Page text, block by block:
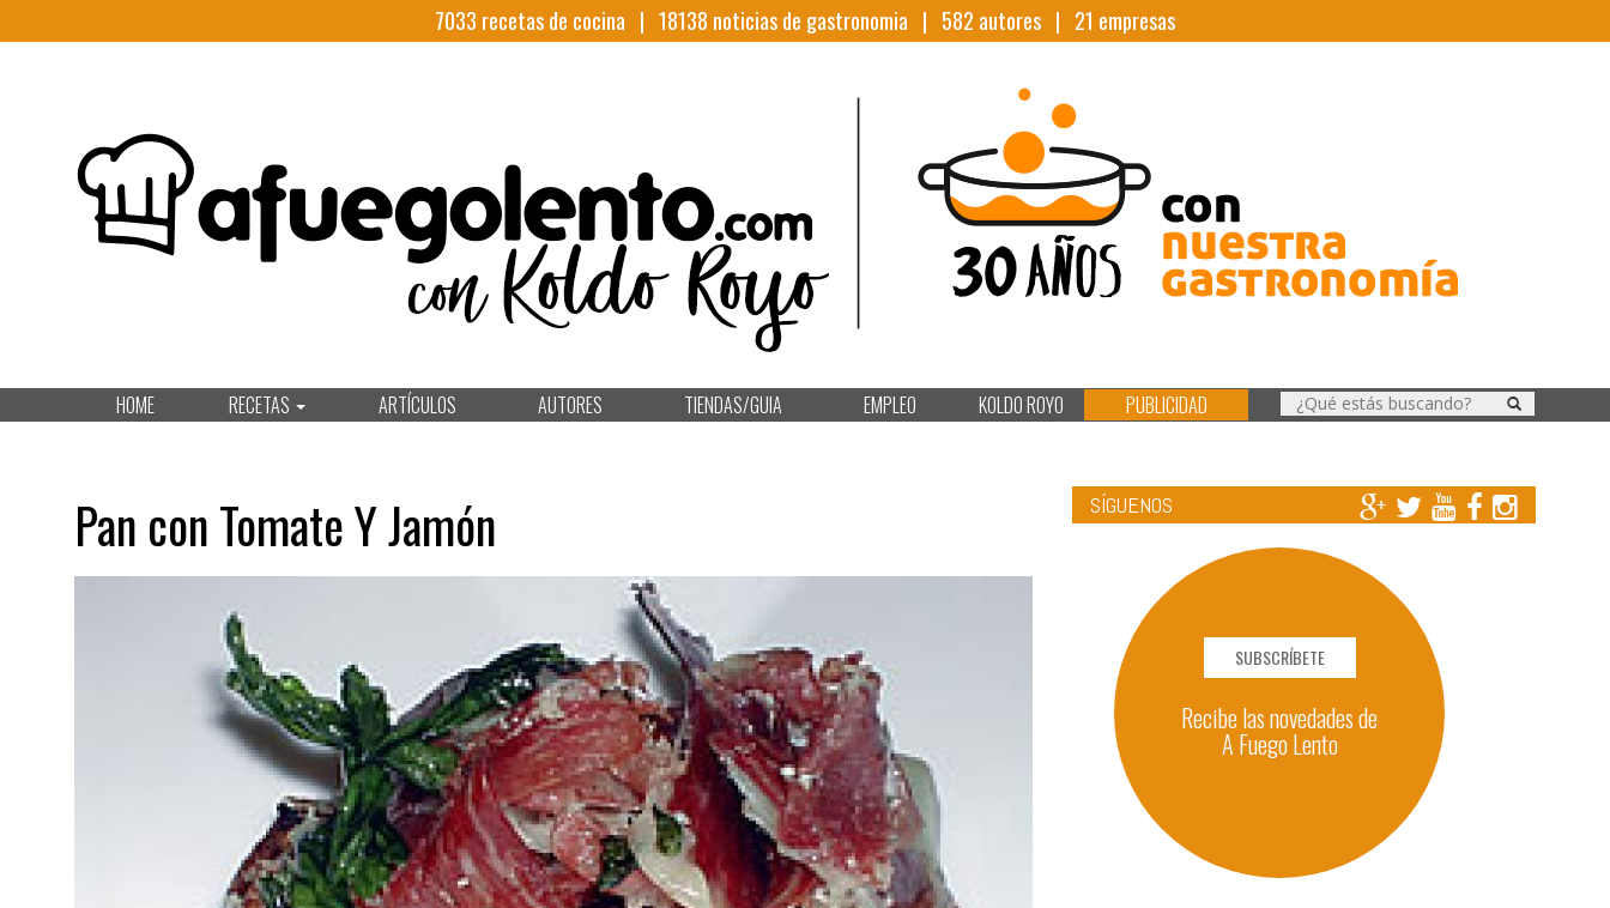
7033 recetas de cocina | 18138 noticias de gastronomia | 582 autores | 21 empresas
HOME RECETAS ARTÍCULOS AUTORES TIENDAS/GUIA EMPLEO KOLDO ROYO PUBLICIDAD
Pan con Tomate Y Jamón SÍGUENOS
SUBSCRÍBETE
Recibe las novedades de
A Fuego Lento